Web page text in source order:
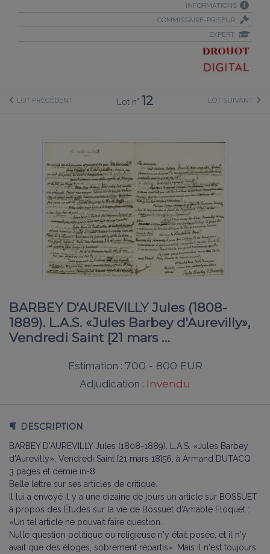
INFORMATIONS
COMMISSAIRE-PRISEUR
EXPERT
LOT PRÉCÉDENT Lot n° 12 LOT SUIVANT
BARBEY D'AUREVILLY Jules (1808-
1889). L.A.S. «Jules Barbey d'Aurevilly»,
Vendredi Saint [21 mars …
Estimation : 700 - 800 EUR
Adjudication : Invendu
DESCRIPTION
BARBEY D'AUREVILLY Jules (1808-1889). L.A.S. «Jules Barbey
d'Aurevilly», Vendredi Saint [21 mars 18]56, à Armand DUTACQ ;
3 pages et demie in-8.
Belle lettre sur ses articles de critique.
Il lui a envoyé il y a une dizaine de jours un article sur BOSSUET
à propos des Études sur la vie de Bossuet d'Amable Floquet :
«Un tel article ne pouvait faire question.
Nulle question politique ou religieuse n'y était posée, et il n'y
avait que des éloges, sobrement répartis». Mais il n'est toujours